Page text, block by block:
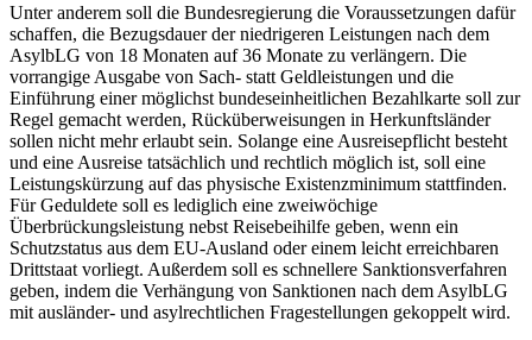
Unter anderem soll die Bundesregierung die Voraussetzungen dafür
schaffen, die Bezugsdauer der niedrigeren Leistungen nach dem
AsylbLG von 18 Monaten auf 36 Monate zu verlängern. Die
vorrangige Ausgabe von Sach- statt Geldleistungen und die
Einführung einer möglichst bundeseinheitlichen Bezahlkarte soll zur
Regel gemacht werden, Rücküberweisungen in Herkunftsländer
sollen nicht mehr erlaubt sein. Solange eine Ausreisepflicht besteht
und eine Ausreise tatsächlich und rechtlich möglich ist, soll eine
Leistungskürzung auf das physische Existenzminimum stattfinden.
Für Geduldete soll es lediglich eine zweiwöchige
Überbrückungsleistung nebst Reisebeihilfe geben, wenn ein
Schutzstatus aus dem EU-Ausland oder einem leicht erreichbaren
Drittstaat vorliegt. Außerdem soll es schnellere Sanktionsverfahren
geben, indem die Verhängung von Sanktionen nach dem AsylbLG
mit ausländer- und asylrechtlichen Fragestellungen gekoppelt wird.